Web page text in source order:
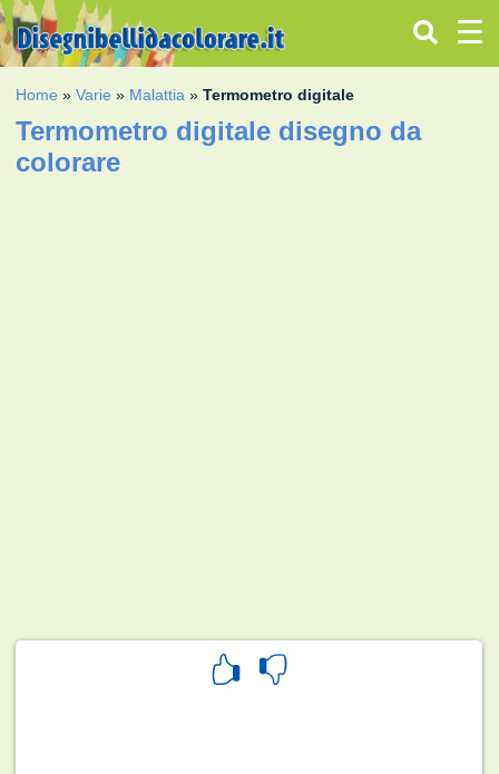
Home »Varie » Malattia »Termometro digitale
Termometro digitale disegno da
colorare